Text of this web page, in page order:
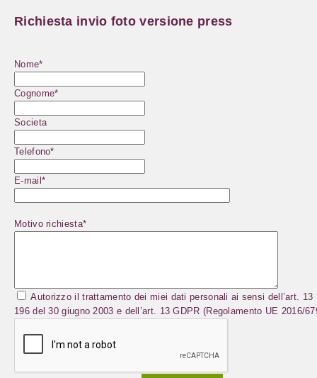
Richiesta invio foto versione press
Nome*
Cognome*
Societa
Telefono*
E-mail*
Motivo richiesta*
Autorizzo il trattamento dei miei dati personali ai sensi dell’art. 13
196 del 30 giugno 2003 e dell’art. 13 GDPR (Regolamento UE 2016/